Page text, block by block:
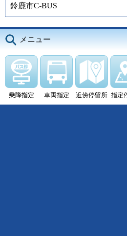
鈴鹿市C-BUS
メニュー
乗降指定 車両指定 近傍停留所 指定